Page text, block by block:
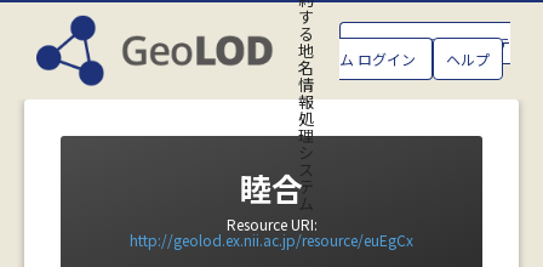
す
る
地
名
情
報
処
理
シ
ス
テ
ム
GeoLOD地名管理システ
ム ログイン ヘルプ
睦合
Resource URI:
http://geolod.ex.nii.ac.jp/resource/euEgCx